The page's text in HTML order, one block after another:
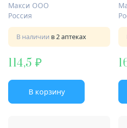
Макси ООО
Россия
В наличии в 2 аптеках
114,5
В корзину